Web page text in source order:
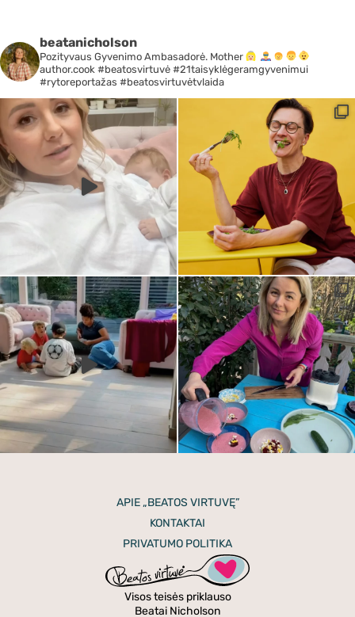
beatanicholson
Pozityvaus Gyvenimo Ambasadorė. Mother
author.cook #beatosvirtuvė #21taisyklėgeramgyvenimui
#rytoreportažas #beatosvirtuvėtvlaida
APIE „BEATOS VIRTUVĘ”
KONTAKTAI
PRIVATUMO POLITIKA
Visos teisės priklauso
Beatai Nicholson